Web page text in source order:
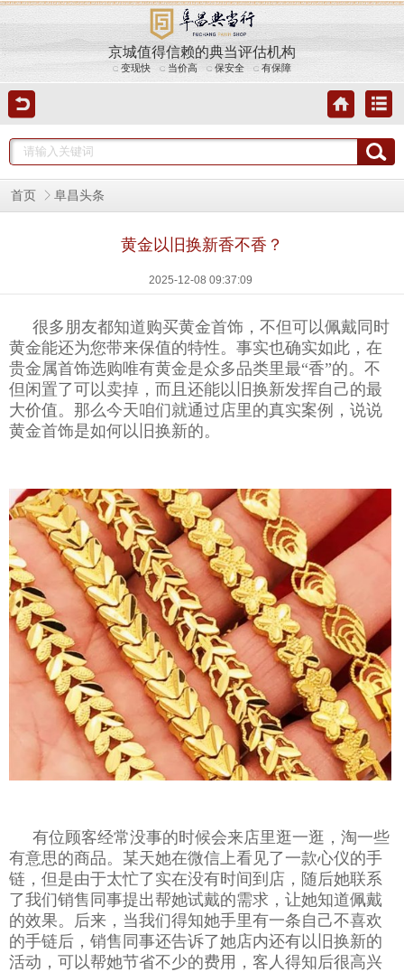
京城值得信赖的典当评估机构
变现快 当价高 保安全 有保障
首页 阜昌头条
黄金以旧换新香不香？
2025-12-08 09:37:09
很多朋友都知道购买黄金首饰，不但可以佩戴同时
黄金能还为您带来保值的特性。事实也确实如此，在
贵金属首饰选购唯有黄金是众多品类里最“香”的。不
但闲置了可以卖掉，而且还能以旧换新发挥自己的最
大价值。那么今天咱们就通过店里的真实案例，说说
黄金首饰是如何以旧换新的。
有位顾客经常没事的时候会来店里逛一逛，淘一些
有意思的商品。某天她在微信上看见了一款心仪的手
链，但是由于太忙了实在没有时间到店，随后她联系
了我们销售同事提出帮她试戴的需求，让她知道佩戴
的效果。后来，当我们得知她手里有一条自己不喜欢
的手链后，销售同事还告诉了她店内还有以旧换新的
活动，可以帮她节省不少的费用，客人得知后很高兴